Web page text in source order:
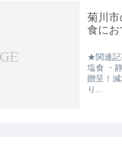
菊川
食にお
★関連記
塩食 ・
贈呈！
り...